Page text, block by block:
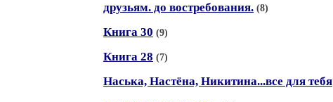
друзьям. до востребования. (8)
Книга 30 (9)
Книга 28 (7)
Наська, Настёна, Никитина...все для тебя